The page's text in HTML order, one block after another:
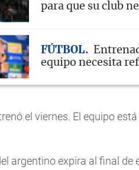
para que su club
FÚTBOL
equipo necesita
el viernes. El equipo
argentino expira al final